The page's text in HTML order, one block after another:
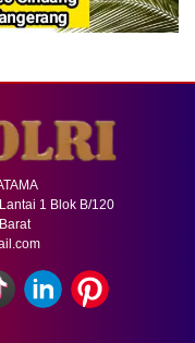
1 Blok B/120